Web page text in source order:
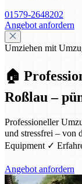
01579-2648202
Angebot anfordern
Umziehen mit
🏠
Roßlau –
Professioneller
und stressfrei – von
Equipment ✓
Angebot anfordern